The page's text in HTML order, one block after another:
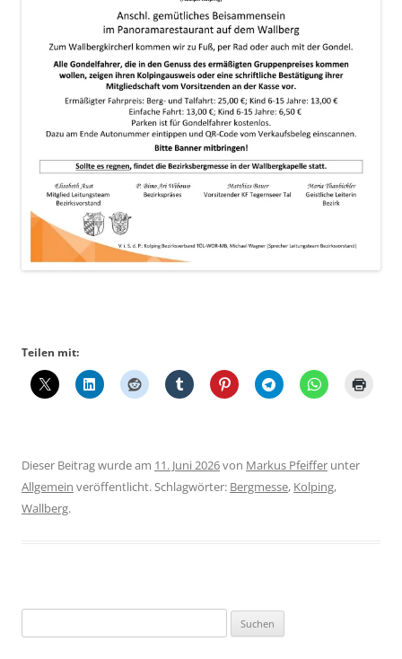
Teilen mit:
Dieser Beitrag wurde am 11. Juni 2026von Markus Pfeiffer unter
Allgemein veröffentlicht. Schlagwörter: Bergmesse, Kolping,
Wallberg.
nach: